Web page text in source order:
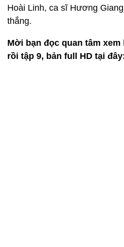
Hoài Linh, ca sĩ Hương
thắng.
Mời bạn đọc quan tâm
rồi tập 9, bản full HD tại